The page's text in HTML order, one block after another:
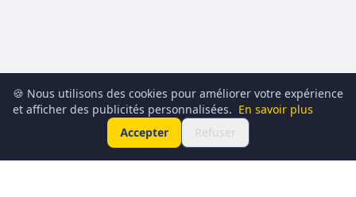
🍪 Nous utilisons des cookies pour améliorer votre expérience
et afficher des publicités personnalisées. En savoir plus
Accepter
Refuser